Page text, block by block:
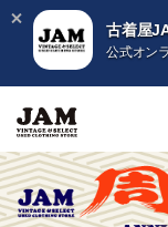
古着屋
公式オン